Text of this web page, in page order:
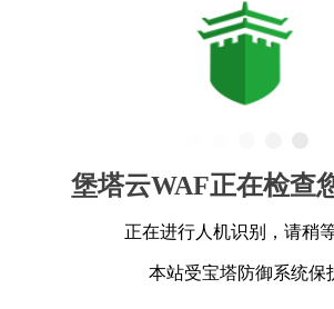
堡塔云WAF正在检查
正在进行人机识别，请稍
本站受宝塔防御系统保